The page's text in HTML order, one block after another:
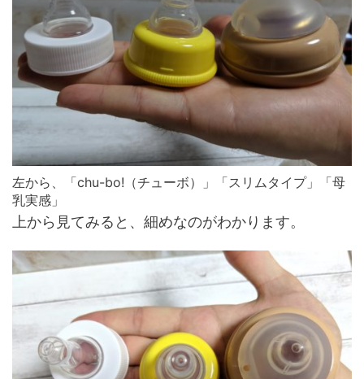
左から、「chu-bo!（チューボ）」「スリムタイプ」「母
乳実感」
上から見てみると、細めなのがわかります。